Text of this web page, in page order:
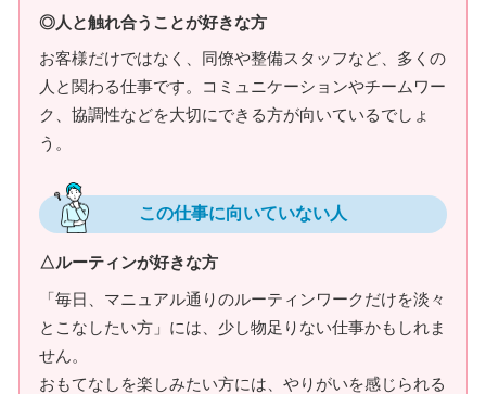
◎人と触れ合うことが好きな方
お客様だけではなく、同僚や整備スタッフなど、多くの
人と関わる仕事です。コミュニケーションやチームワー
ク、協調性などを大切にできる方が向いているでしょ
う。
この仕事に向いていない人
△ルーティンが好きな方
「毎日、マニュアル通りのルーティンワークだけを淡々
とこなしたい方」には、少し物足りない仕事かもしれま
せん。
おもてなしを楽しみたい方には、やりがいを感じられる